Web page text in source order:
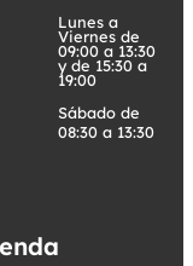
Lunes a
Viernes de
09:00 a 13:30
y de 15:30 a
19:00
Sábado de
08:30 a 13:30